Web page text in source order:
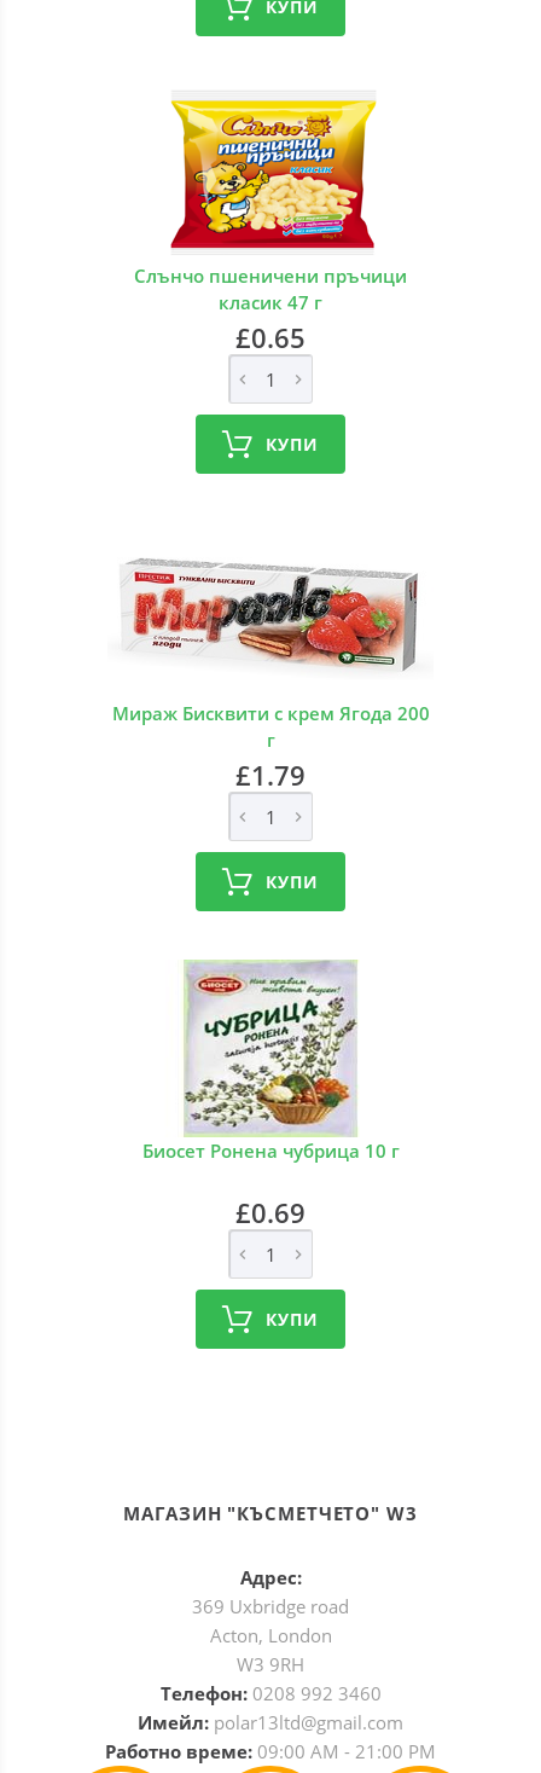
КУПИ
Слънчо пшеничени пръчици
класик 47 г
£0.65
КУПИ
Мираж Бисквити с крем Ягода 200
г
£1.79
КУПИ
Биосет Ронена чубрица 10 г
£0.69
КУПИ
МАГАЗИН "КЪСМЕТЧЕТО" W3
Адрес:
369 Uxbridge road
Acton, London
W3 9RH
Телефон: 0208 992 3460
Имейл: polar13ltd@gmail.com
Работно време: 09:00 AM - 21:00 PM